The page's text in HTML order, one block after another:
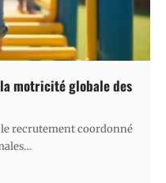
motricité globale des
recrutement coordonné
…